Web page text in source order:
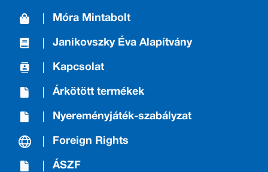
Móra Mintabolt
Janikovszky Éva Alapítvány
Kapcsolat
Árkötött termékek
Nyereményjáték-szabályzat
Foreign Rights
ÁSZF